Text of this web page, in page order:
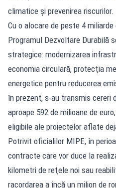
climatice şi prevenirea riscurilor.
Cu o alocare de peste 4
Programul Dezvoltare Durabilă
strategice: modernizarea
economia circulară, protecţia
energetice pentru reducerea
în prezent, s-au transmis cereri
aproape 592 de milioane de
eligibile ale proiectelor aflate
Potrivit oficialilor MIPE, în
contracte care vor duce la
kilometri de reţele noi sau
racordarea a încă un milion de